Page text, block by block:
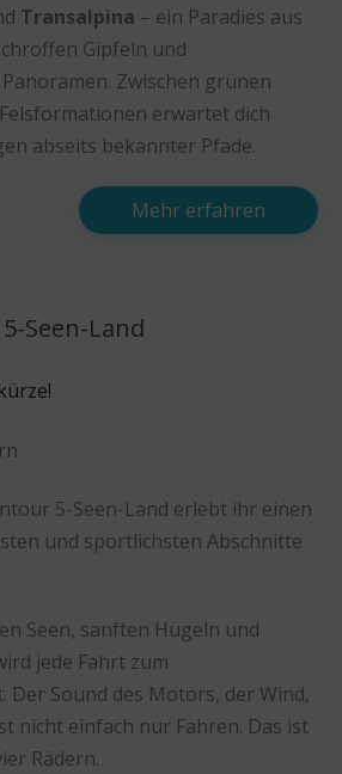
Transalpina – ein Paradies aus
Gipfeln und
Zwischen grünen
erwartet dich
abseits bekannter Pfade.
Mehr erfahren
5-Seen-Land
5-Seen-Land erlebt ihr einen
und sportlichsten Abschnitte
Seen, sanften Hügeln und
jede Fahrt zum
Der Sound des Motors, der Wind,
nicht einfach nur Fahren. Das ist
Rädern.